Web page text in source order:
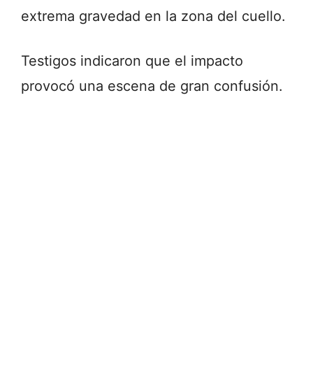
extrema gravedad en la zona del cuello.
Testigos indicaron que el impacto
provocó una escena de gran confusión.